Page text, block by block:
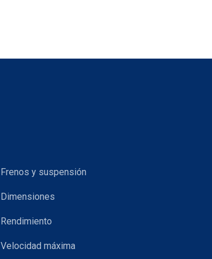
Frenos y suspensión
Dimensiones
Rendimiento
Velocidad máxima